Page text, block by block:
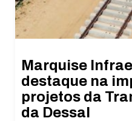
Marquise
destaque na
projetos da
da Dessal